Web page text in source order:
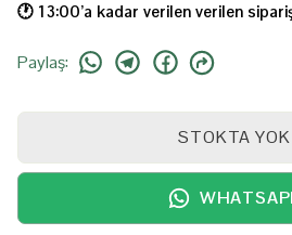
🕐️ 13:00’a kadar verilen verilen
Paylaş:
STOKTA YOK